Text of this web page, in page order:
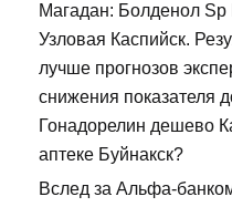
Магадан: Болденол Sp
Узловая Каспийск.
лучше прогнозов
снижения показателя
Гонадорелин дешево
аптеке Буйнакск?
Вслед за Альфа-